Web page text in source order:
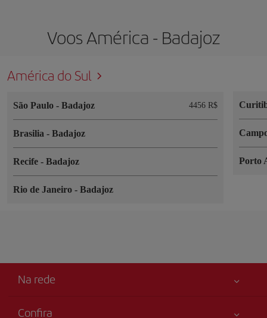
Voos América - Badajoz
América do Sul
São Paulo - Badajoz 4456 R$
Brasilia - Badajoz
Recife - Badajoz
Rio de Janeiro - Badajoz
Porto
Na rede
Confira